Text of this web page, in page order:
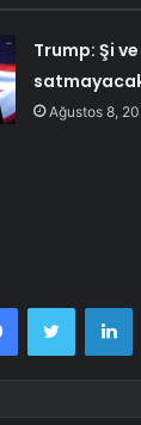
Trump: Şi
Ağustos 8,
FacebookTwitter